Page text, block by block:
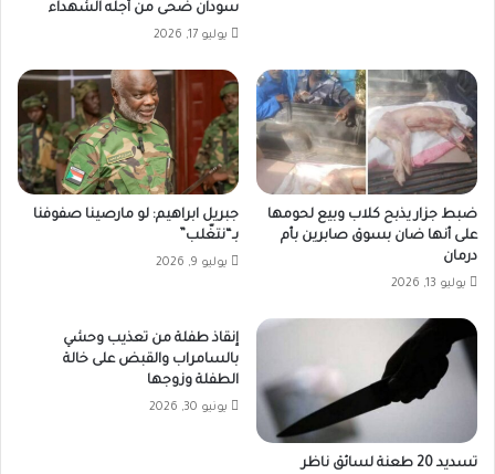
سودان ضحى من أجله الشهداء
يوليو 17, 2026
ضبط جزار يذبح كلاب وبيع لحومها
على أنها ضان بسوق صابرين بأم
درمان
يوليو 13, 2026
جبريل ابراهيم: لو مارصينا صفوفنا
بـ“نتغّلب”
يوليو 9, 2026
تسديد 20 طعنة لسائق ناظر
إنقاذ طفلة من تعذيب وحشي
بالسامراب والقبض على خالة
الطفلة وزوجها
يونيو 30, 2026